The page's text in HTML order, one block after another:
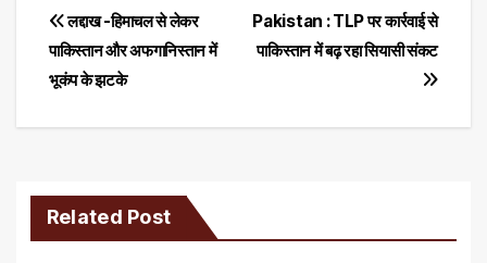
Post
navigation
Pakistan : TLP पर कार्रवाई से
पाकिस्तान में बढ़ रहा सियासी संकट
लद्दाख -हिमाचल से लेकर
पाकिस्तान और अफगानिस्तान में
भूकंप के झटके
Related Post